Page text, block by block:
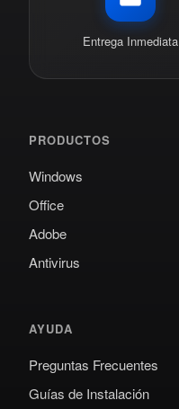
Entrega Inmediata
PRODUCTOS
Windows
Office
Adobe
Antivirus
AYUDA
Preguntas Frecuentes
Guías de Instalación